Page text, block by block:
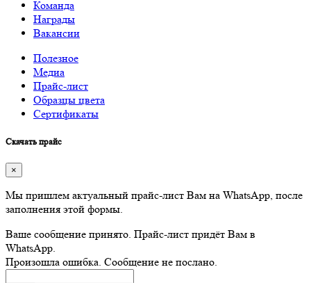
Команда
Награды
Вакансии
Полезное
Медиа
Прайс-лист
Образцы цвета
Сертификаты
Скачать прайс
×
Мы пришлем актуальный прайс-лист Вам на WhatsApp, после
заполнения этой формы.
Ваше сообщение принято. Прайс-лист придёт Вам в
WhatsApp.
Произошла ошибка. Сообщение не послано.